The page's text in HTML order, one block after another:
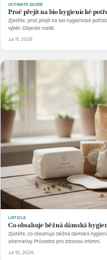
ULTIMATE-GUIDE
Proč přejít na bio hygienické
Zjistěte, proč přejít na bio hygienické
výběr. Objevte rozdíl.
Jul 11, 2026
LISTICLE
Co obsahuje běžná dámská
Zjistěte, co obsahuje běžná dámská
alternativy. Průvodce pro zdravou intimní.
Jul 10, 2026